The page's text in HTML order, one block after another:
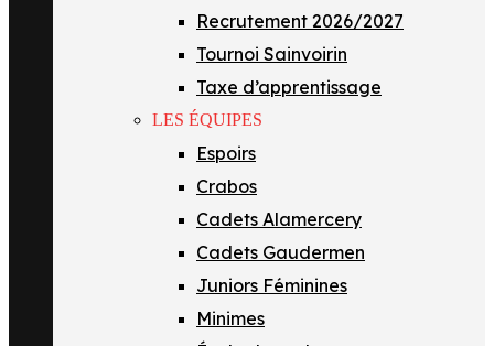
Recrutement 2026/2027
Tournoi Sainvoirin
Taxe d’apprentissage
LES ÉQUIPES
Espoirs
Crabos
Cadets Alamercery
Cadets Gaudermen
Juniors Féminines
Minimes